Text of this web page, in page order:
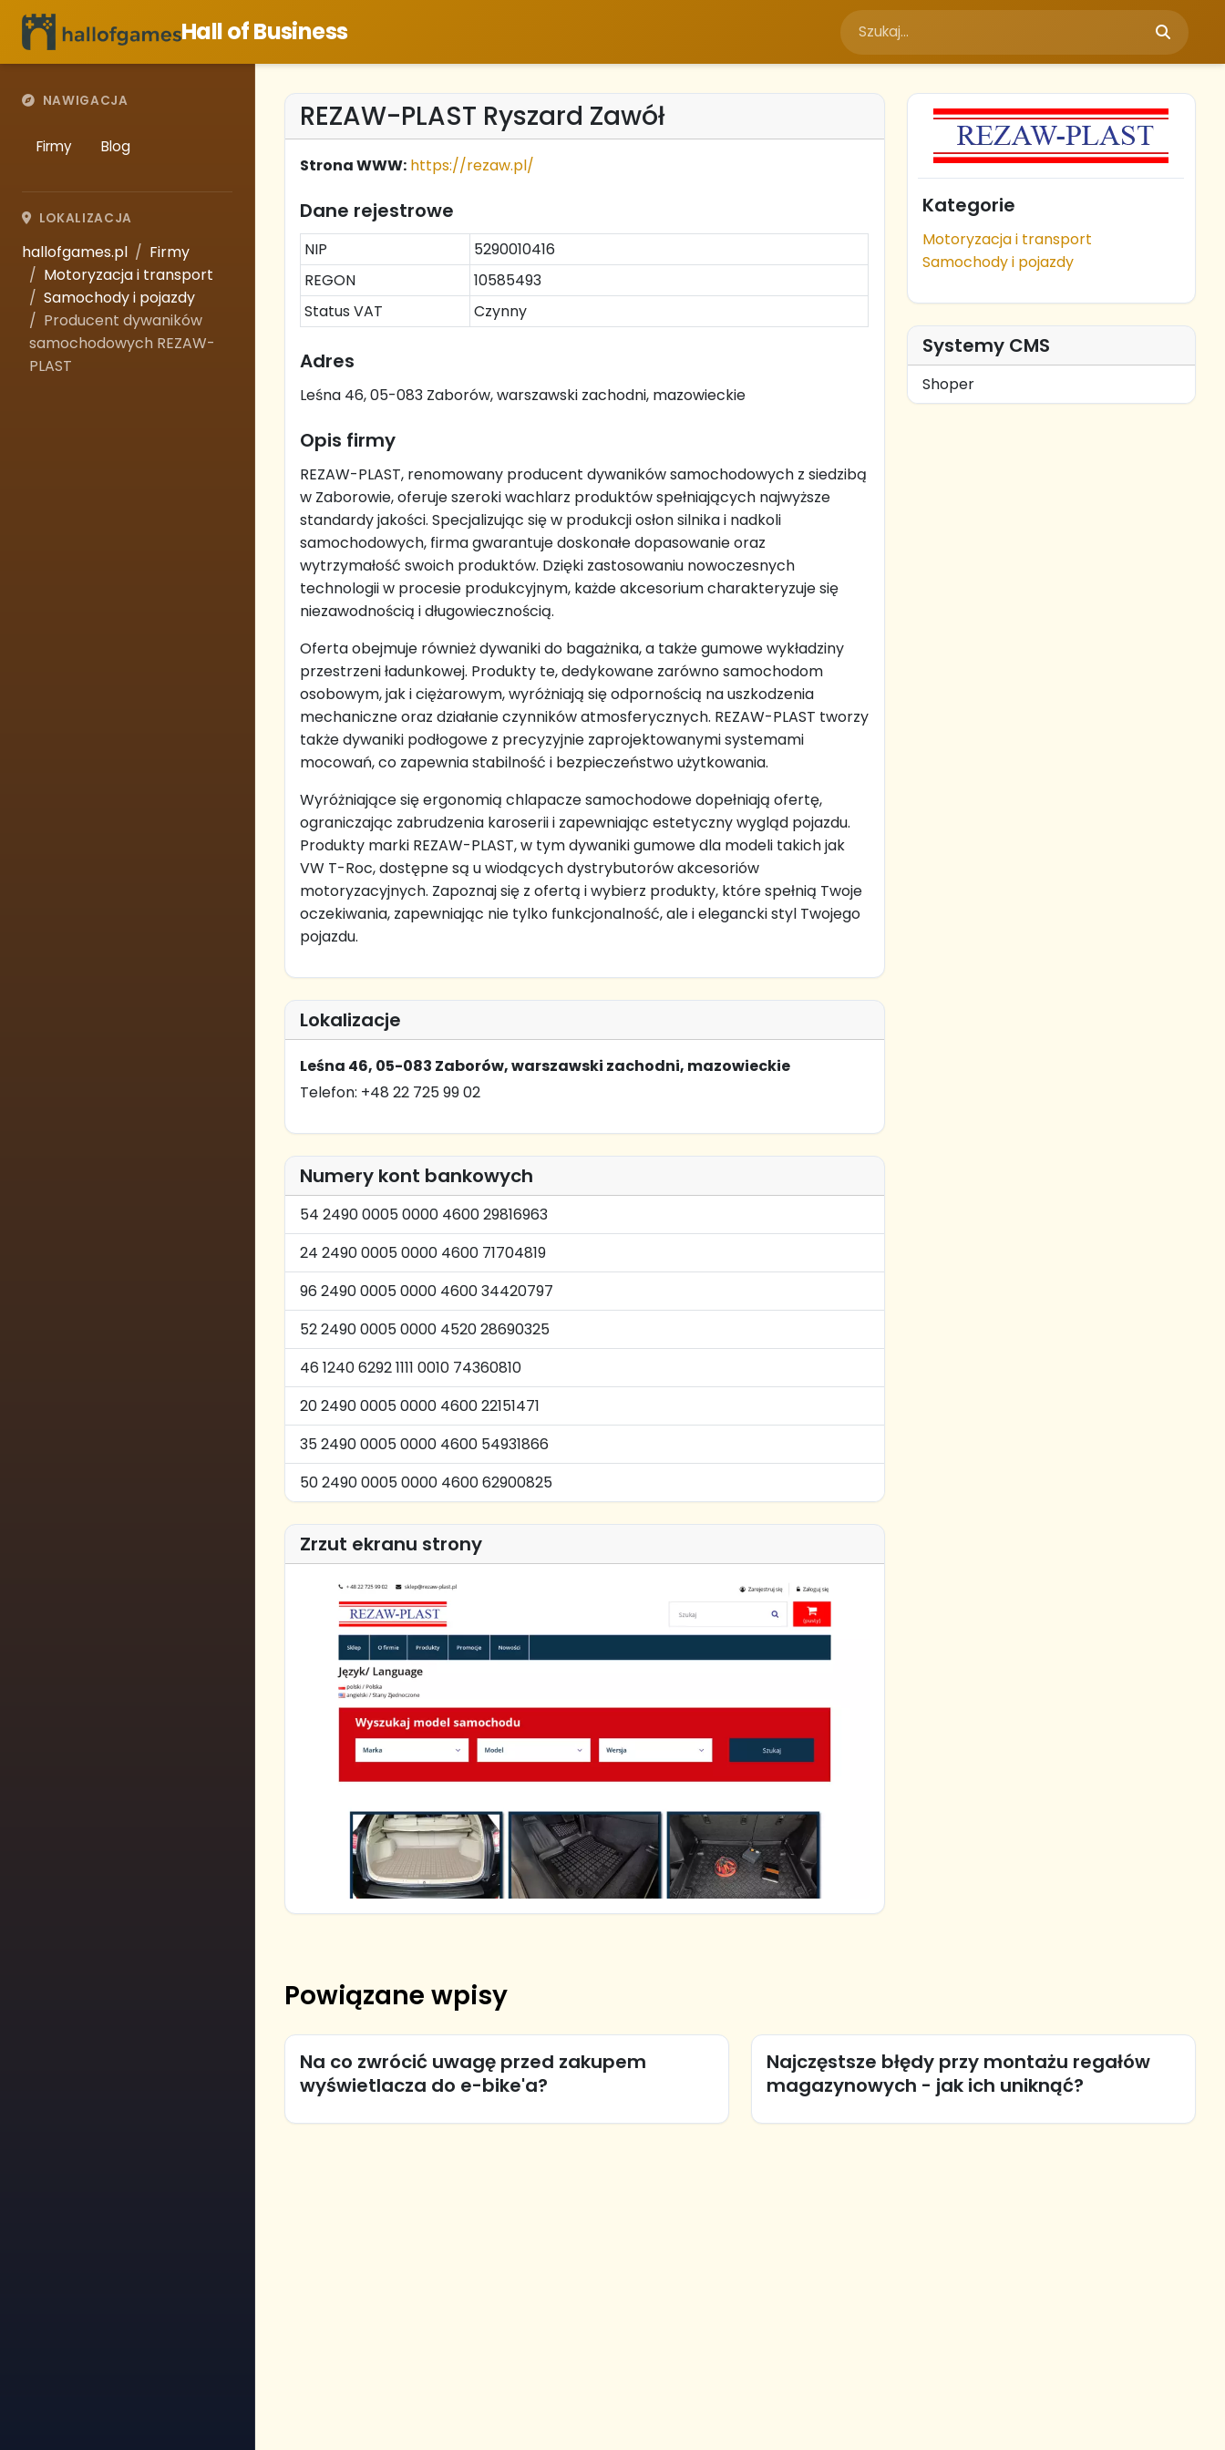
Hall of Business
NAWIGACJA
Firmy Blog
LOKALIZACJA
hallofgames.pl
Firmy
Motoryzacja i transport
Samochody i pojazdy
Producent dywaników
samochodowych REZAW-
PLAST
REZAW-PLAST Ryszard Zawół
Strona WWW: https://rezaw.pl/
Dane rejestrowe
NIP
5290010416
REGON
10585493
Status VAT
Czynny
Adres
Leśna 46, 05-083 Zaborów, warszawski zachodni, mazowieckie
Opis firmy
REZAW-PLAST, renomowany producent dywaników samochodowych z siedzibą
w Zaborowie, oferuje szeroki wachlarz produktów spełniających najwyższe
standardy jakości. Specjalizując się w produkcji osłon silnika i nadkoli
samochodowych, firma gwarantuje doskonałe dopasowanie oraz
wytrzymałość swoich produktów. Dzięki zastosowaniu nowoczesnych
technologii w procesie produkcyjnym, każde akcesorium charakteryzuje się
niezawodnością i długowiecznością.
Oferta obejmuje również dywaniki do bagażnika, a także gumowe wykładziny
przestrzeni ładunkowej. Produkty te, dedykowane zarówno samochodom
osobowym, jak i ciężarowym, wyróżniają się odpornością na uszkodzenia
mechaniczne oraz działanie czynników atmosferycznych. REZAW-PLAST tworzy
także dywaniki podłogowe z precyzyjnie zaprojektowanymi systemami
mocowań, co zapewnia stabilność i bezpieczeństwo użytkowania.
Wyróżniające się ergonomią chlapacze samochodowe dopełniają ofertę,
ograniczając zabrudzenia karoserii i zapewniając estetyczny wygląd pojazdu.
Produkty marki REZAW-PLAST, w tym dywaniki gumowe dla modeli takich jak
VW T-Roc, dostępne są u wiodących dystrybutorów akcesoriów
motoryzacyjnych. Zapoznaj się z ofertą i wybierz produkty, które spełnią Twoje
oczekiwania, zapewniając nie tylko funkcjonalność, ale i elegancki styl Twojego
pojazdu.
Lokalizacje
Leśna 46, 05-083 Zaborów, warszawski zachodni, mazowieckie
Telefon: +48 22 725 99 02
Numery kont bankowych
54 2490 0005 0000 4600 29816963
24 2490 0005 0000 4600 71704819
96 2490 0005 0000 4600 34420797
52 2490 0005 0000 4520 28690325
46 1240 6292 1111 0010 74360810
20 2490 0005 0000 4600 22151471
35 2490 0005 0000 4600 54931866
50 2490 0005 0000 4600 62900825
Zrzut ekranu strony
Kategorie
Motoryzacja i transport
Samochody i pojazdy
Systemy CMS
Shoper
Powiązane wpisy
Na co zwrócić uwagę przed zakupem
wyświetlacza do e-bike'a?
Najczęstsze błędy przy montażu regałów
magazynowych - jak ich uniknąć?